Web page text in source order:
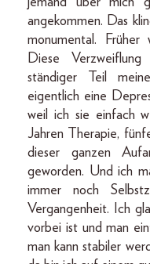
angekommen. Das
monumental.
Diese
ständiger Teil
eigentlich eine
weil ich sie einfach
Jahren Therapie,
dieser ganzen
geworden. Und ich
immer noch
Vergangenheit. Ich
vorbei ist und man
man kann stabiler